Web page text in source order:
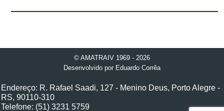
© AMATRAIV 1969 - 2026
Desenvolvido por Eduardo Corrêa
Endereço: R. Rafael Saadi, 127 - Menino Deus, Porto Alegre -
RS, 90110-310
Telefone: (51) 3231 5759